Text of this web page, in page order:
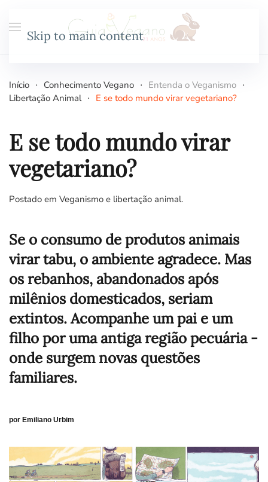
Skip to main content
Início Conhecimento Vegano
Entenda o Veganismo
Libertação Animal
E se todo mundo virar vegetariano?
E se todo mundo virar
vegetariano?
Postado em Veganismo e libertação animal.
Se o consumo de produtos animais
virar tabu, o ambiente agradece. Mas
os rebanhos, abandonados após
milênios domesticados, seriam
extintos. Acompanhe um pai e um
filho por uma antiga região pecuária -
onde surgem novas questões
familiares.
por Emiliano Urbim